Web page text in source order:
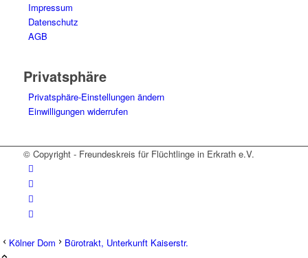
Impressum
Datenschutz
AGB
Privatsphäre
Privatsphäre-Einstellungen ändern
Einwilligungen widerrufen
© Copyright - Freundeskreis für Flüchtlinge in Erkrath e.V.
Kölner Dom Bürotrakt, Unterkunft Kaiserstr.